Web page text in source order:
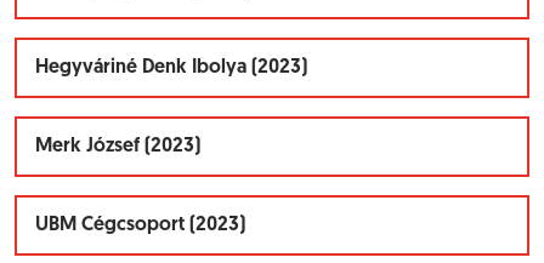
Hegyváriné Denk Ibolya (2023)
Merk József (2023)
UBM Cégcsoport (2023)